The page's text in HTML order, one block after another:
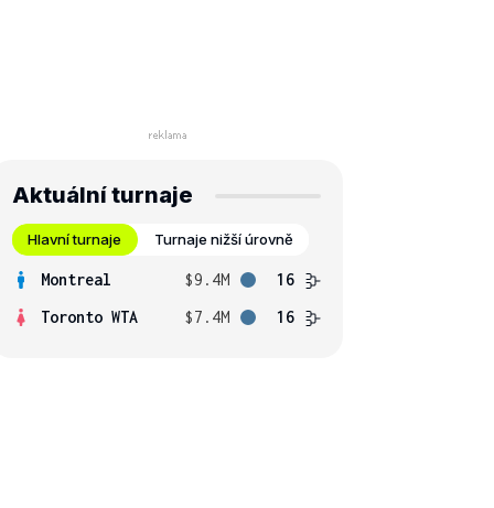
Aktuální turnaje
Hlavní turnaje Turnaje nižší úrovně
Montreal $9.4M
16
Toronto WTA
$7.4M 16